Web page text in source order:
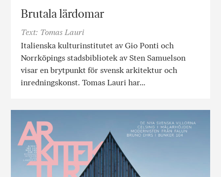
Brutala lärdomar
Text: Tomas Lauri
Italienska kulturinstitutet av Gio Ponti och
Norrköpings stadsbibliotek av Sten Samuelson
visar en brytpunkt för svensk arkitektur och
inredningskonst. Tomas Lauri har…